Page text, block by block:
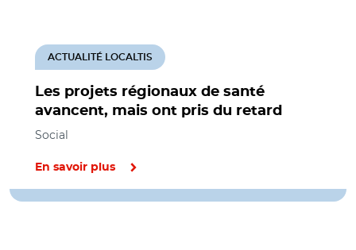
Les projets régionaux de santé
avancent, mais ont pris du retard
ACTUALITÉ LOCALTIS
Social
En savoir plus